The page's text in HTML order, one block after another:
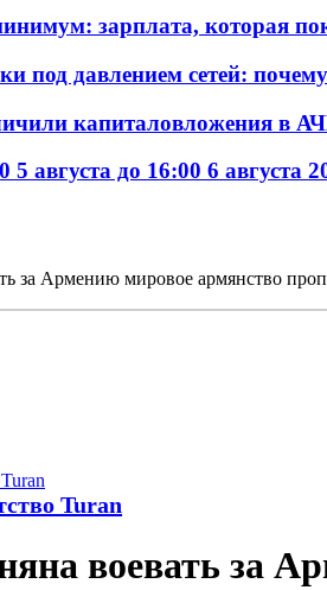
зарплата, которая
под давлением сетей:
капиталовложения в
августа до 16:00 6 августа
за Армению мировое армянство
Turan
воевать за